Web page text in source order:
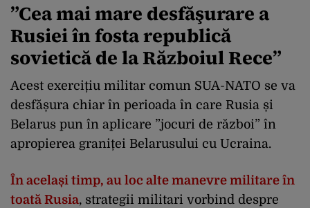
”Cea mai mare desfăşurare a
Rusiei în fosta republică
sovietică de la Războiul Rece”
Acest exercițiu militar comun SUA-NATO se va
desfășura chiar în perioada în care Rusia și
Belarus pun în aplicare ”jocuri de război” în
apropierea graniței Belarusului cu Ucraina.
În același timp, au loc alte manevre militare în
toată Rusia, strategii militari vorbind despre